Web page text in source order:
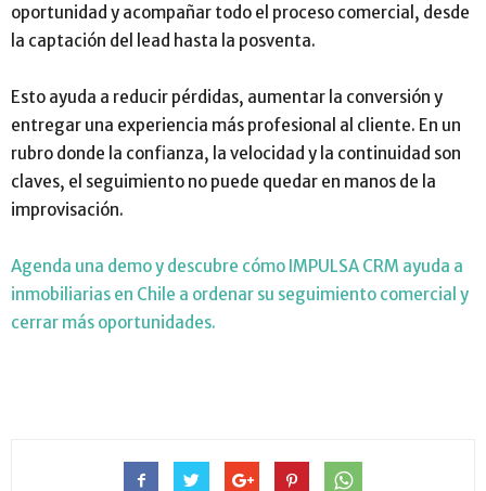
oportunidad y acompañar todo el proceso comercial, desde
la captación del lead hasta la posventa.
Esto ayuda a reducir pérdidas, aumentar la conversión y
entregar una experiencia más profesional al cliente. En un
rubro donde la confianza, la velocidad y la continuidad son
claves, el seguimiento no puede quedar en manos de la
improvisación.
Agenda una demo y descubre cómo IMPULSA CRM ayuda a
inmobiliarias en Chile a ordenar su seguimiento comercial y
cerrar más oportunidades.